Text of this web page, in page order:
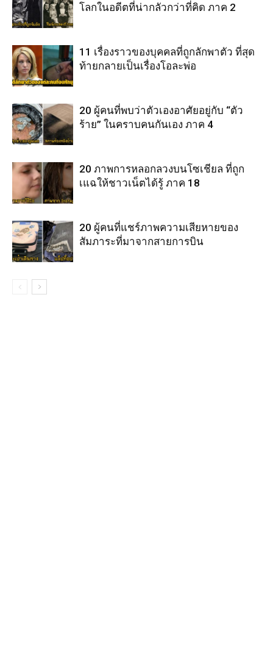
โลกในอดีตที่น่ากลัวกว่าที่คิด ภาค 2
11 เรื่องราวของบุคคลที่ถูกลักพาตัว ที่สุด
ท้ายกลายเป็นเรื่องโอละพ่อ
20 ผู้คนที่พบว่าตัวเองอาศัยอยู่กับ “ตัว
ร้าย” ในคราบคนกันเอง ภาค 4
20 ภาพการหลอกลวงบนโซเชียล ที่ถูก
เแฉให้ชาวเน็ตได้รู้ ภาค 18
20 ผู้คนที่แชร์ภาพความเสียหายของ
สัมภาระที่มาจากสายการบิน